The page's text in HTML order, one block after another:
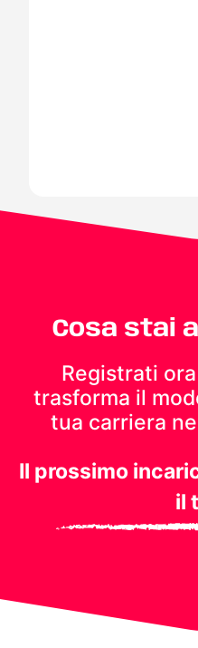
Cosa stai
Registrati
trasforma il
tua carriera
Il prossimo
il